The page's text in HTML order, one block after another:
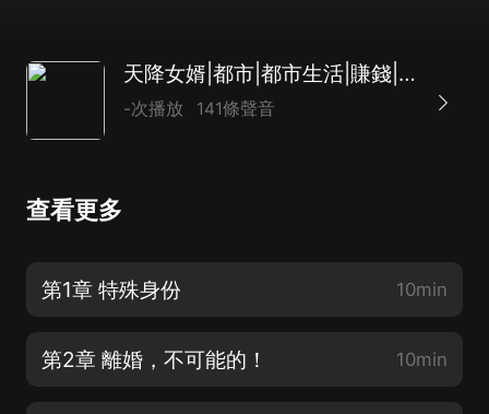
天降女婿|都市|都市生活|賺錢|女婿文|AI專輯
-次播放 141條聲音
查看更多
第1章 特殊身份 10min
第2章 離婚，不可能的！ 10min